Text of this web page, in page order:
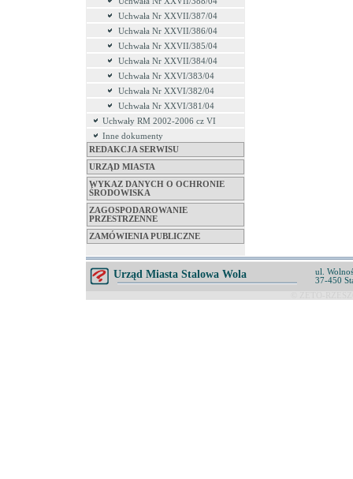
Uchwała Nr XXVII/387/04
Uchwała Nr XXVII/386/04
Uchwała Nr XXVII/385/04
Uchwała Nr XXVII/384/04
Uchwała Nr XXVI/383/04
Uchwała Nr XXVI/382/04
Uchwała Nr XXVI/381/04
Uchwały RM 2002-2006 cz VI
Inne dokumenty
REDAKCJA SERWISU
URZĄD MIASTA
WYKAZ DANYCH O OCHRONIE
ŚRODOWISKA
ZAGOSPODAROWANIE
PRZESTRZENNE
ZAMÓWIENIA PUBLICZNE
Urząd Miasta Stalowa Wola
ul.
37-450